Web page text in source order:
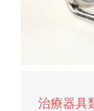
治療器具